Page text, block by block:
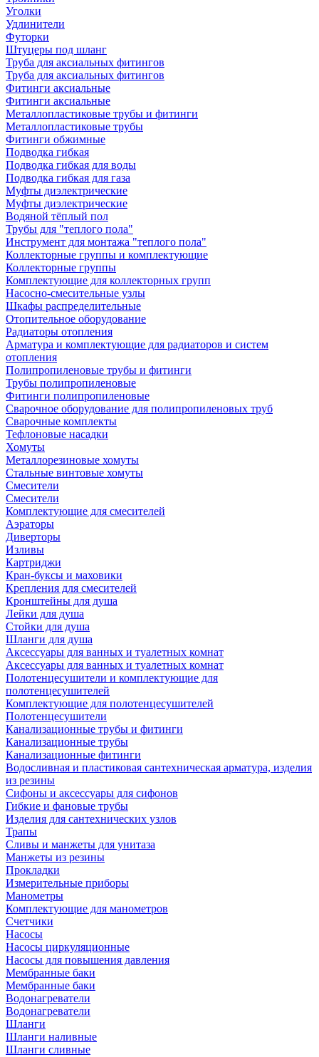
Уголки
Удлинители
Футорки
Штуцеры под шланг
Труба для аксиальных фитингов
Труба для аксиальных фитингов
Фитинги аксиальные
Фитинги аксиальные
Металлопластиковые трубы и фитинги
Металлопластиковые трубы
Фитинги обжимные
Подводка гибкая
Подводка гибкая для воды
Подводка гибкая для газа
Муфты диэлектрические
Муфты диэлектрические
Водяной тёплый пол
Трубы для "теплого пола"
Инструмент для монтажа "теплого пола"
Коллекторные группы и комплектующие
Коллекторные группы
Комплектующие для коллекторных групп
Насосно-смесительные узлы
Шкафы распределительные
Отопительное оборудование
Радиаторы отопления
Арматура и комплектующие для радиаторов и систем
отопления
Полипропиленовые трубы и фитинги
Трубы полипропиленовые
Фитинги полипропиленовые
Сварочное оборудование для полипропиленовых труб
Сварочные комплекты
Тефлоновые насадки
Хомуты
Металлорезиновые хомуты
Стальные винтовые хомуты
Смесители
Смесители
Комплектующие для смесителей
Аэраторы
Диверторы
Изливы
Картриджи
Кран-буксы и маховики
Крепления для смесителей
Кронштейны для душа
Лейки для душа
Стойки для душа
Шланги для душа
Аксессуары для ванных и туалетных комнат
Аксессуары для ванных и туалетных комнат
Полотенцесушители и комплектующие для
полотенцесушителей
Комплектующие для полотенцесушителей
Полотенцесушители
Канализационные трубы и фитинги
Канализационные трубы
Канализационные фитинги
Водосливная и пластиковая сантехническая арматура, изделия
из резины
Сифоны и аксессуары для сифонов
Гибкие и фановые трубы
Изделия для сантехнических узлов
Трапы
Сливы и манжеты для унитаза
Манжеты из резины
Прокладки
Измерительные приборы
Манометры
Комплектующие для манометров
Счетчики
Насосы
Насосы циркуляционные
Насосы для повышения давления
Мембранные баки
Мембранные баки
Водонагреватели
Водонагреватели
Шланги
Шланги наливные
Шланги сливные